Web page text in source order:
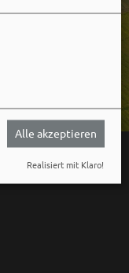
Alle akzeptieren
Realisiert mit Klaro!